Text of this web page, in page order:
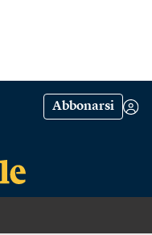
Abbonarsi